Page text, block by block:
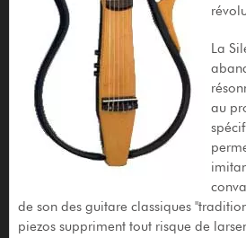
La
au
de son des guitare classiques
piezos suppriment tout risque de